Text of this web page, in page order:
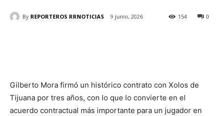
By REPORTEROS RRNOTICIAS 9 junio, 2026 0
154
Gilberto Mora firmó un histórico contrato con Xolos de
Tijuana por tres años, con lo que lo convierte en el
acuerdo contractual más importante para un jugador en